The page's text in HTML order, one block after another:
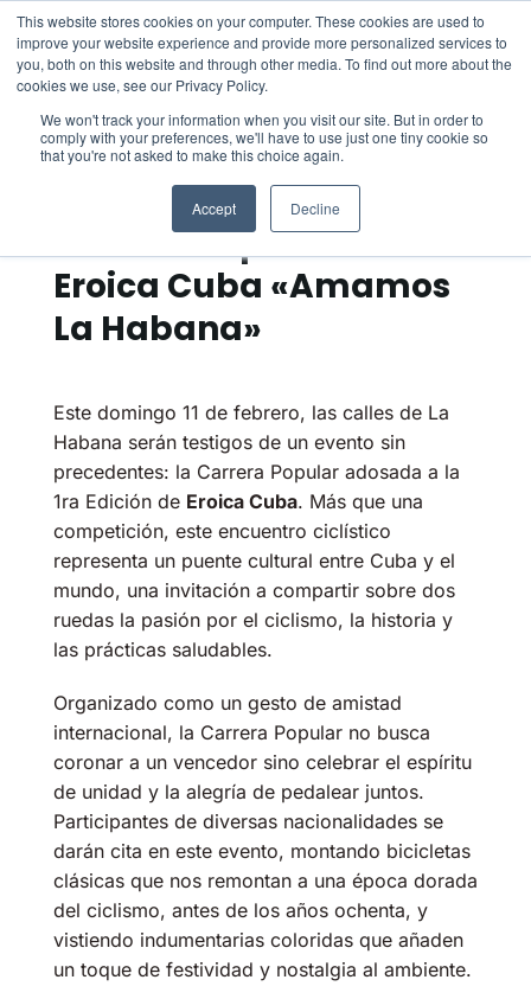
This website stores cookies on your computer. These cookies are used to
improve your website experience and provide more personalized services to
you, both on this website and through other media. To find out more about the
cookies we use, see our Privacy Policy.
We won't track your information when you visit our site. But in order to
comply with your preferences, we'll have to use just one tiny cookie so
that you're not asked to make this choice again.
Accept Decline
febrero 11, 2024
Este acto tendrá lugar
Carrera Popular de
Eroica Cuba «Amamos
La Habana»
Este domingo 11 de febrero, las calles de La
Habana serán testigos de un evento sin
precedentes: la Carrera Popular adosada a la
1ra Edición de Eroica Cuba. Más que una
competición, este encuentro ciclístico
representa un puente cultural entre Cuba y el
mundo, una invitación a compartir sobre dos
ruedas la pasión por el ciclismo, la historia y
las prácticas saludables.
Organizado como un gesto de amistad
internacional, la Carrera Popular no busca
coronar a un vencedor sino celebrar el espíritu
de unidad y la alegría de pedalear juntos.
Participantes de diversas nacionalidades se
darán cita en este evento, montando bicicletas
clásicas que nos remontan a una época dorada
del ciclismo, antes de los años ochenta, y
vistiendo indumentarias coloridas que añaden
un toque de festividad y nostalgia al ambiente.